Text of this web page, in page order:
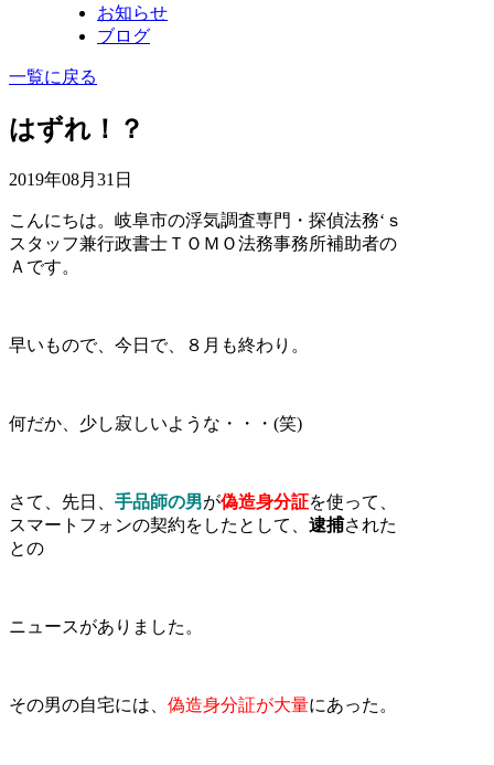
お知らせ
ブログ
一覧に戻る
はずれ！？
2019年08月31日
こんにちは。岐阜市の浮気調査専門・探偵法務‘ｓ
スタッフ兼行政書士ＴＯＭＯ法務事務所補助者の
Ａです。
早いもので、今日で、８月も終わり。
何だか、少し寂しいような・・・(笑)
さて、先日、 手品師の男が偽造身分証を使って、
スマートフォンの契約をしたとして、 逮捕された
との
ニュースがありました。
その男の自宅には、 偽造身分証が大量にあった。